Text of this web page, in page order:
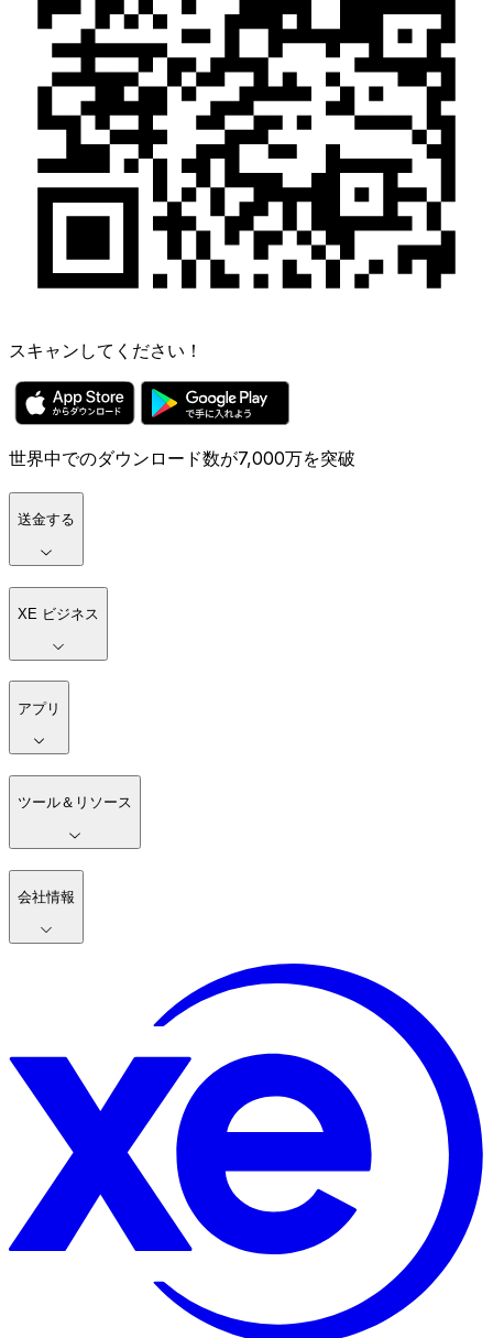
スキャンしてください！
世界中でのダウンロード数が7,000万を突破
送金する
XE ビジネス
アプリ
ツール＆リソース
会社情報